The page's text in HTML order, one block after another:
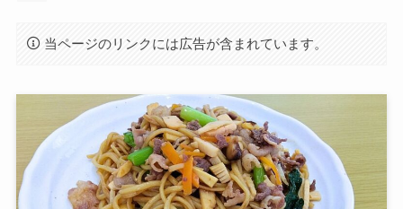
当ページのリンクには広告が含まれています。